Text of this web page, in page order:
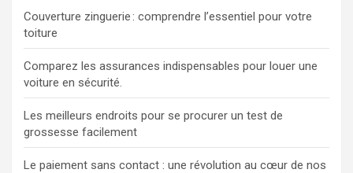
Couverture zinguerie : comprendre l’essentiel pour votre
toiture
Comparez les assurances indispensables pour louer une
voiture en sécurité.
Les meilleurs endroits pour se procurer un test de
grossesse facilement
Le paiement sans contact : une révolution au cœur de nos